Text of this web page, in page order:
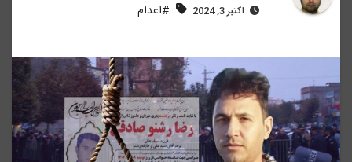
اکتبر 3, 2024 #اعدام